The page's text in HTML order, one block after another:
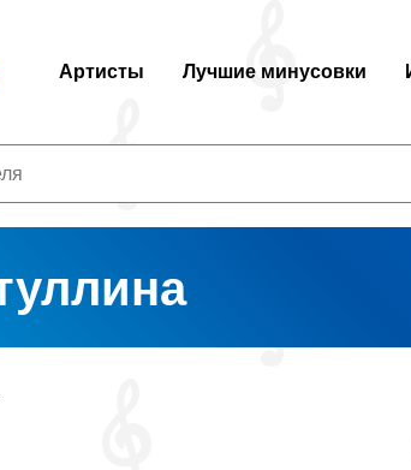
Артисты Лучшие минусовки